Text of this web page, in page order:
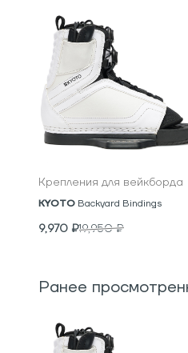
Крепления для вейкборда
KYOTO Backyard Bindings
9,970 ₽19,950₽
Ранее